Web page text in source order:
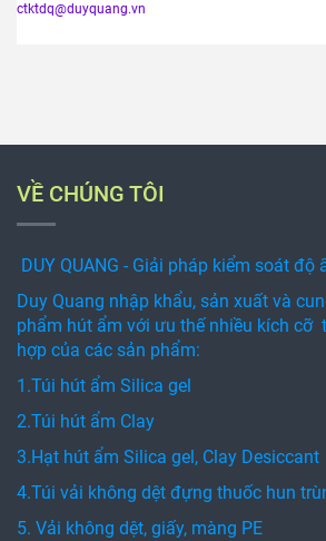
ctktdq@duyquang.vn
VỀ CHÚNG TÔI
DUY QUANG - Giải pháp kiểm soát độ
Duy Quang nhập khẩu, sản xuất và
phẩm hút ẩm với ưu thế nhiều kích cỡ
hợp của các sản phẩm:
1.Túi hút ẩm Silica gel
2.Túi hút ẩm Clay
3.Hạt hút ẩm Silica gel, Clay Desiccant
4.Túi vải không dệt đựng thuốc hun
5. Vải không dệt, giấy, màng PE